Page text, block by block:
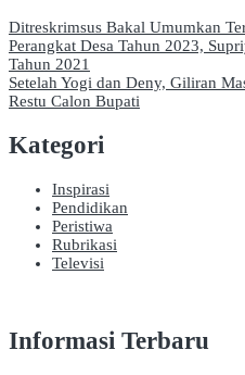
Navigasi
pos
Ditreskrimsus Bakal Umumkan
Perangkat Desa Tahun 2023,
Tahun 2021
Setelah Yogi dan Deny, Giliran
Restu Calon Bupati
Kategori
Inspirasi
Pendidikan
Peristiwa
Rubrikasi
Televisi
Informasi Terbaru